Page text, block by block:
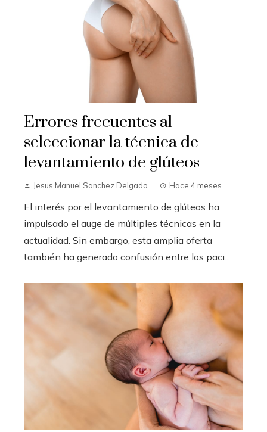
Errores frecuentes al
seleccionar la técnica de
levantamiento de glúteos
Jesus Manuel Sanchez Delgado Hace 4 meses
El interés por el levantamiento de glúteos ha
impulsado el auge de múltiples técnicas en la
actualidad. Sin embargo, esta amplia oferta
también ha generado confusión entre los paci...